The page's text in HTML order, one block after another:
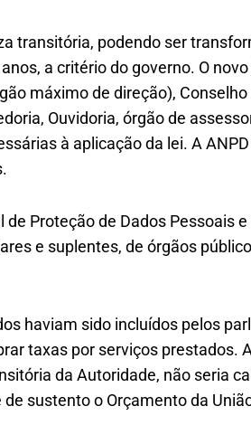
transitória, podendo ser
a critério do governo. O
máximo de direção),
Ouvidoria, órgão de
à aplicação da lei. A
de Proteção de Dados Pessoais
e suplentes, de órgãos
haviam sido incluídos pelos
taxas por serviços prestados.
da Autoridade, não seria
sustento o Orçamento da